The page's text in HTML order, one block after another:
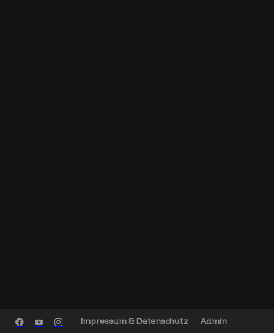
Impressum & Datenschutz Admin